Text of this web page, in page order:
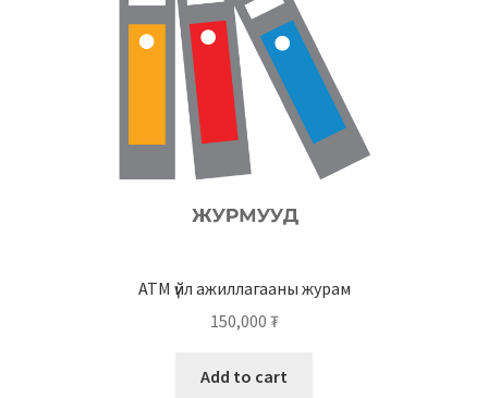
АТМ үйл ажиллагааны журам
150,000 ₮
Add to cart